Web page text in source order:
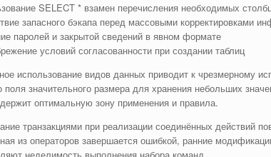
SELECT * взамен перечисления необходимых
запасного бэкапа перед массовыми корректировками
паролей и закрытой сведений в явном формате
условий согласованности при создании таблиц
использование видов данных приводит к чрезмерному
поля значительного размера для хранения небольших
оптимальную зону применения и правила.
транзакциями при реализации соединённых действий
из операторов завершается ошибкой, ранние